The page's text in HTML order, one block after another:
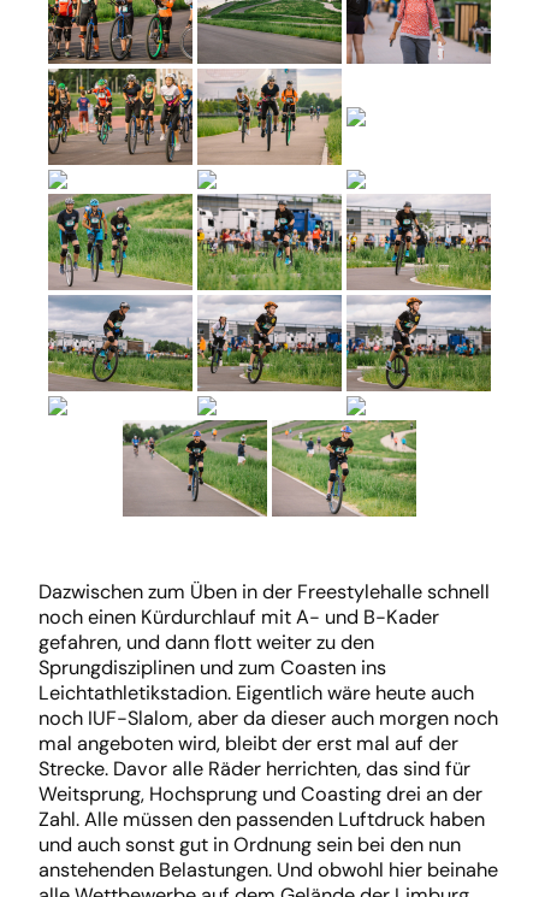
Dazwischen zum Üben in der Freestylehalle schnell
noch einen Kürdurchlauf mit A- und B-Kader
gefahren, und dann flott weiter zu den
Sprungdisziplinen und zum Coasten ins
Leichtathletikstadion. Eigentlich wäre heute auch
noch IUF-Slalom, aber da dieser auch morgen noch
mal angeboten wird, bleibt der erst mal auf der
Strecke. Davor alle Räder herrichten, das sind für
Weitsprung, Hochsprung und Coasting drei an der
Zahl. Alle müssen den passenden Luftdruck haben
und auch sonst gut in Ordnung sein bei den nun
anstehenden Belastungen. Und obwohl hier beinahe